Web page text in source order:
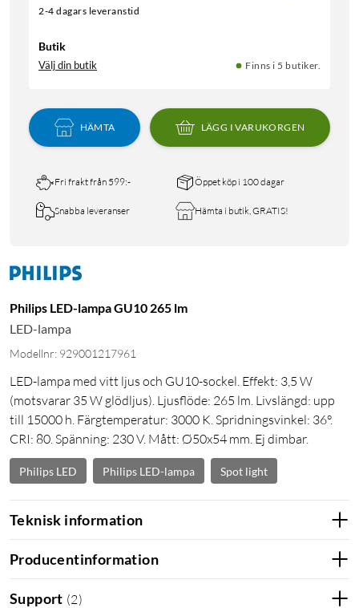
2-4 dagars leveranstid
Butik
Välj din butik Finns i 5 butiker.
HÄMTA LÄGG I VARUKORGEN
Fri frakt från 599:- Öppet köp i 100 dagar
Snabba leveranser Hämta i butik, GRATIS!
Philips LED-lampa GU10 265 lm
LED-lampa
Modellnr: 929001217961
LED-lampa med vitt ljus och GU10-sockel. Effekt: 3,5 W
(motsvarar 35 W glödljus). Ljusflöde: 265 lm. Livslängd: upp
till 15000 h. Färgtemperatur: 3000 K. Spridningsvinkel: 36°.
CRI: 80. Spänning: 230 V. Mått: Ø50x54 mm. Ej dimbar.
Philips LED Philips LED-lampa Spot light
Teknisk information
Producentinformation
Support (2)